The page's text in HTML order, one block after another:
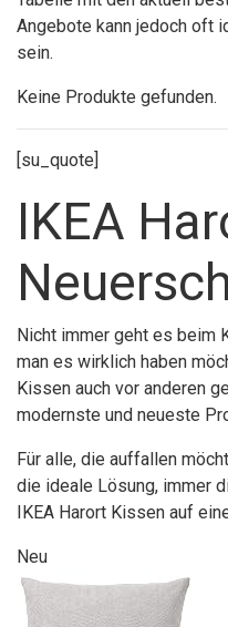
Angebote kann jedoch oft
sein.
Keine Produkte gefunden.
[su_quote]
IKEA
Nicht immer geht es beim
man es wirklich haben
Kissen auch vor anderen
modernste und neueste
Für alle, die auffallen
die ideale Lösung, immer
IKEA Harort Kissen auf
Neu